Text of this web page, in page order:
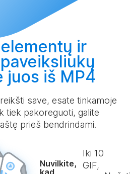
ir
juos iš MP4
save, esate tinkamoje
tiek pakoreguoti, galite
prieš bendrindami.
Nuvilkite,
kad
Iki 10
GIF,